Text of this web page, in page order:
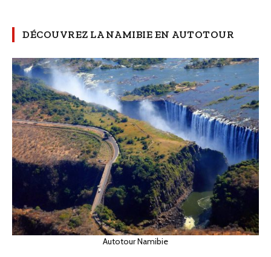
DÉCOUVREZ LA NAMIBIE EN AUTOTOUR
Autotour Namibie